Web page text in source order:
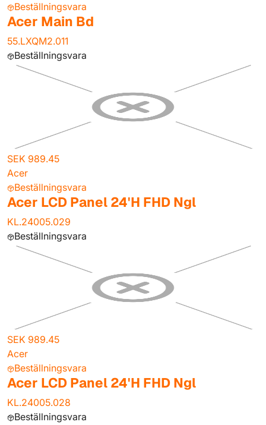
Beställningsvara
Acer Main Bd
55.LXQM2.011
Beställningsvara
SEK 989.45
Acer
Beställningsvara
Acer LCD Panel 24'H FHD Ngl
KL.24005.029
Beställningsvara
SEK 989.45
Acer
Beställningsvara
Acer LCD Panel 24'H FHD Ngl
KL.24005.028
Beställningsvara